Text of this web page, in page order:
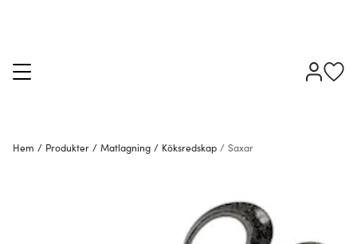
Hem / Produkter / Matlagning / Köksredskap / Saxar